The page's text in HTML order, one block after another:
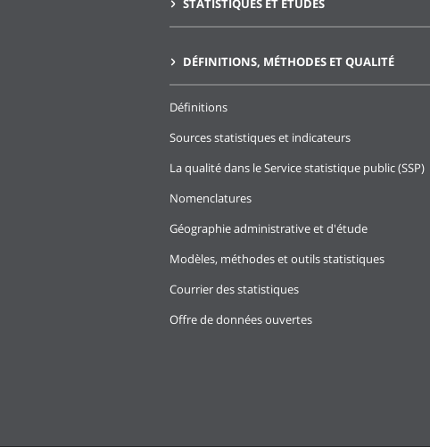
STATISTIQUES ET ÉTUDES
DÉFINITIONS, MÉTHODES ET QUALITÉ
Définitions
Sources statistiques et indicateurs
La qualité dans le Service statistique public (SSP)
Nomenclatures
Géographie administrative et d'étude
Modèles, méthodes et outils statistiques
Courrier des statistiques
Offre de données ouvertes